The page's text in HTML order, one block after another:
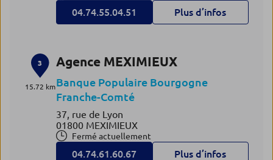
04.74.55.04.51 Plus d’infos
3
15.72 km
Agence MEXIMIEUX
Banque Populaire Bourgogne
Franche-Comté
37, rue de Lyon
01800 MEXIMIEUX
Fermé actuellement
04.74.61.60.67 Plus d’infos